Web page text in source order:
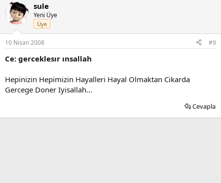
sule
Yeni Üye
Üye
10 Nisan 2008 #9
Ce: gerceklesır ınsallah
Hepinizin Hepimizin Hayalleri Hayal Olmaktan Cikarda
Gercege Doner Iyisallah...
Cevapla